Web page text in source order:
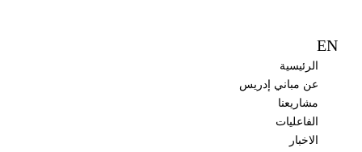
EN
الرئيسية
عن مباني إدريس
مشاريعنا
الفاعليات
الاخبار